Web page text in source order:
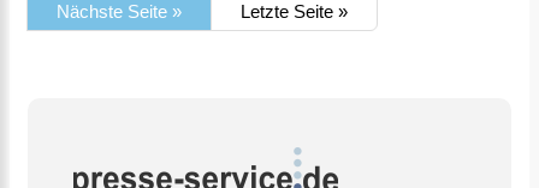
Nächste Seite » Letzte Seite »